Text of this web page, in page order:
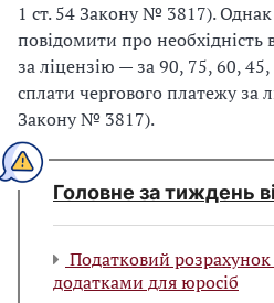
1 ст. 54 Закону № 3817).
повідомити про необхідність
за ліцензію — за 90, 75, 60,
сплати чергового платежу за
Закону № 3817).
Головне за тиждень
Податковий
додатками для юросіб